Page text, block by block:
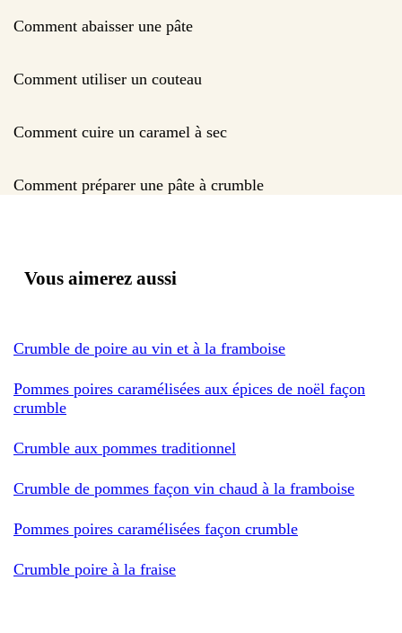
Comment abaisser une pâte
Comment utiliser un couteau
Comment cuire un caramel à sec
Comment préparer une pâte à crumble
Vous aimerez aussi
Crumble de poire au vin et à la framboise
Pommes poires caramélisées aux épices de noël façon
crumble
Crumble aux pommes traditionnel
Crumble de pommes façon vin chaud à la framboise
Pommes poires caramélisées façon crumble
Crumble poire à la fraise